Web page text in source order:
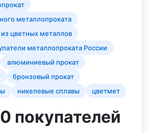
металлопроката
цветных металлов
металлопроката России
алюминиевый прокат
бронзовый прокат
никелевые сплавы цветмет
покупателей